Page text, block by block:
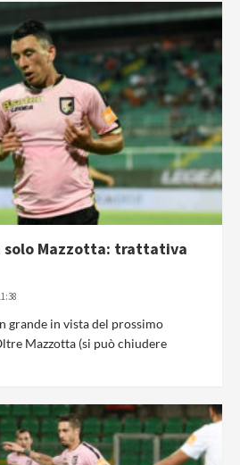
solo Mazzotta: trattativa
grande in vista del prossimo
Mazzotta (si può chiudere